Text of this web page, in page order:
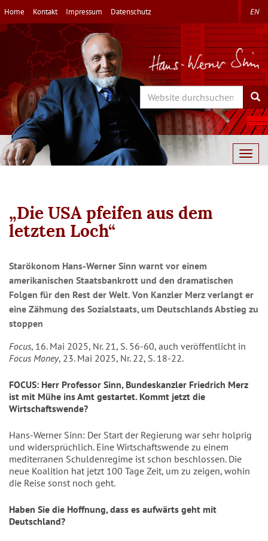
Direkt
zum
Inhalt
Home Kontakt Impressum Datenschutz EN
Search
„Die USA pfeifen aus dem
letzten Loch“
Starökonom Hans-Werner Sinn warnt vor einem
amerikanischen Staatsbankrott und den dramatischen
Folgen für den Rest der Welt. Von Kanzler Merz verlangt er
eine Zähmung des Sozialstaats, um Deutschlands Abstieg zu
stoppen
Focus, 16. Mai 2025, Nr. 21, S. 56-60, auch veröffentlicht in
Focus Money, 23. Mai 2025, Nr. 22, S. 18-22.
FOCUS: Herr Professor Sinn, Bundeskanzler Friedrich Merz
ist mit Mühe ins Amt gestartet. Kommt jetzt die
Wirtschaftswende?
Hans-Werner Sinn: Der Start der Regierung war sehr holprig
und widersprüchlich. Eine Wirtschaftswende zu einem
mediterranen Schuldenregime ist schon beschlossen. Die
neue Koalition hat jetzt 100 Tage Zeit, um zu zeigen, wohin
die Reise sonst noch geht.
Haben Sie die Hoffnung, dass es aufwärts geht mit
Deutschland?